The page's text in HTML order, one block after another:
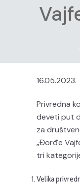
16.05.2023.
Privredna
deveti put
za
„Đorđe
tri
Velika